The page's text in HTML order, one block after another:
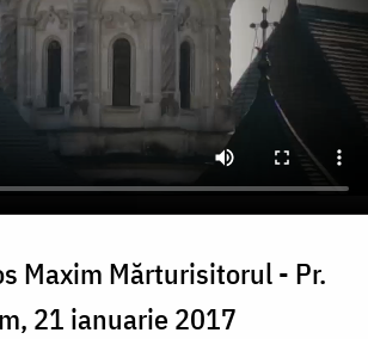
Maxim Mărturisitorul - Pr.
21 ianuarie 2017